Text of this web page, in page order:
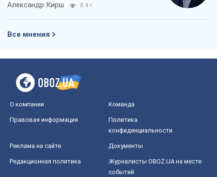
Александр Кирш 8,4 т.
Все мнения
О компании Команда
Правовая информация
Политика
конфиденциальности
Реклама на сайте Документы
Редакционная политика
Журналисты OBOZ.UA на месте
событий